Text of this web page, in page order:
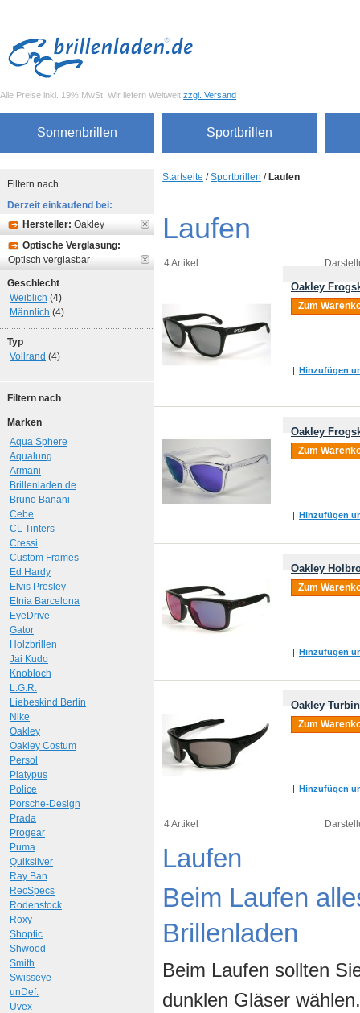
Alle Preise inkl. 19% MwSt. Wir liefern Weltweit zzgl. Versand
Sonnenbrillen Sportbrillen
Startseite /Sportbrillen / Laufen
Laufen
4 Artikel
Oakley
Zum
| Hinzufügen
Oakley
Zum
| Hinzufügen
Oakley
Zum
| Hinzufügen
Oakley
Zum
| Hinzufügen
4 Artikel
Laufen
Beim Laufen
Brillenladen
Beim Laufen sollten
dunklen Gläser
Filtern nach
Derzeit einkaufend bei:
Hersteller: Oakley
Optische Verglasung:
Optisch verglasbar
Geschlecht
Weiblich (4)
Männlich (4)
Typ
Vollrand (4)
Filtern nach
Marken
Aqua Sphere
Aqualung
Armani
Brillenladen.de
Bruno Banani
Cebe
CL Tinters
Cressi
Custom Frames
Ed Hardy
Elvis Presley
Etnia Barcelona
EyeDrive
Gator
Holzbrillen
Jai Kudo
Knobloch
L.G.R.
Liebeskind Berlin
Nike
Oakley
Oakley Costum
Persol
Platypus
Police
Porsche-Design
Prada
Progear
Puma
Quiksilver
Ray Ban
RecSpecs
Rodenstock
Roxy
Shoptic
Shwood
Smith
Swisseye
unDef.
Uvex